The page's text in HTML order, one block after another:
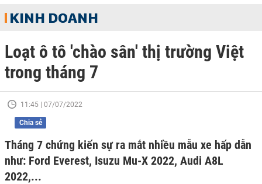
KINH DOANH
Loạt ô tô 'chào sân' thị trường Việt
trong tháng 7
11:45 | 07/07/2022
Chia sẻ
Tháng 7 chứng kiến sự ra mắt nhiều mẫu xe hấp dẫn
như: Ford Everest, Isuzu Mu-X 2022, Audi A8L
2022,...